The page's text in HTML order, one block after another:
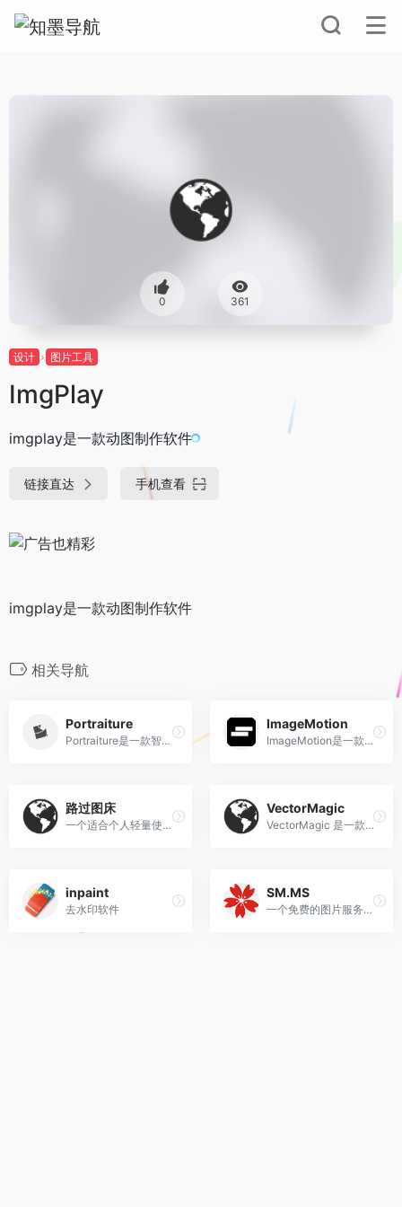
0 361
设计 图片工具
ImgPlay
imgplay是一款动图制作软件
链接直达 手机查看
imgplay是一款动图制作软件
相关导航
Portraiture
Portraiture是一款智能磨皮的滤镜软件,该插件能够给Photoshop和Lightroom添加智能磨皮美化功能。
ImageMotion
ImageMotion是一款PS动感映像插件,只要为PS安装上这款插件后就能实现对Photoshop中的任何图层进行动画处理,让普通的图片照片动起来。
路过图床
一个适合个人轻量使用的图床
VectorMagic‌
VectorMagic‌ 是一款专业的位图转矢量图工具，能将 JPG、PNG 等像素图像一键转换为 SVG、EPS、AI、DXF 等可无限放大、清晰不失真的矢量格式，广泛应用于 logo 设计、图形编辑、印刷剪裁等领域 。
inpaint
去水印软件
SM.MS
一个免费的图片服务器,上传图片即可返回图片的网络url,这样就省的自己维护和搭建专门的图片服务器了